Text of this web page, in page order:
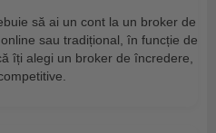
să ai un cont la un broker de
sau tradițional, în funcție de
îți alegi un broker de încredere,